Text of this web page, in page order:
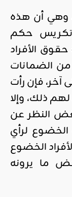
وهي أن هذه
تكريس حكم
الأفراد
من الضمانات
آخر، فإن رأت
ذلك، وإلا
النظر عن
الخضوع لرأي
الخضوع
ما يرونه